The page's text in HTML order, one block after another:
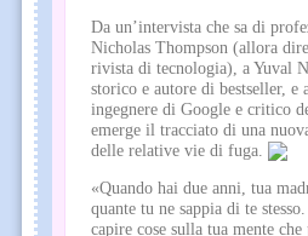
Da un’intervista che sa di
Nicholas Thompson (allora
rivista di tecnologia), a Yuval
storico e autore di bestseller, e
ingegnere di Google e critico
emerge il tracciato di una
delle relative vie di fuga.
«Quando hai due anni, tua
quante tu ne sappia di te
capire cose sulla tua mente